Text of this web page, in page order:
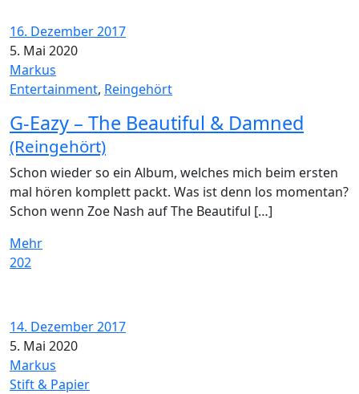
16. Dezember 2017
5. Mai 2020
Markus
Entertainment, Reingehört
G-Eazy – The Beautiful & Damned
(Reingehört)
Schon wieder so ein Album, welches mich beim ersten
mal hören komplett packt. Was ist denn los momentan?
Schon wenn Zoe Nash auf The Beautiful […]
Mehr
202
14. Dezember 2017
5. Mai 2020
Markus
Stift & Papier